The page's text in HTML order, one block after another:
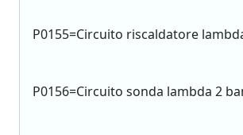
P0155=Circuito riscaldatore
P0156=Circuito sonda lambda 2